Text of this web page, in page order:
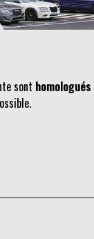
sont homologués